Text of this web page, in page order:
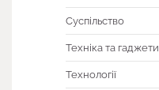
Суспільство
Техніка та гаджети
Технології